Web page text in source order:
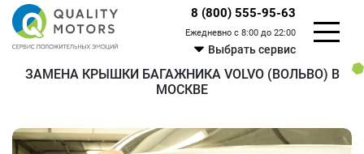
8 (800) 555-95-63
Ежедневно с 8:00 до 22:00
Выбрать сервис
ЗАМЕНА КРЫШКИ БАГАЖНИКА VOLVO (ВОЛЬВО) В
МОСКВЕ